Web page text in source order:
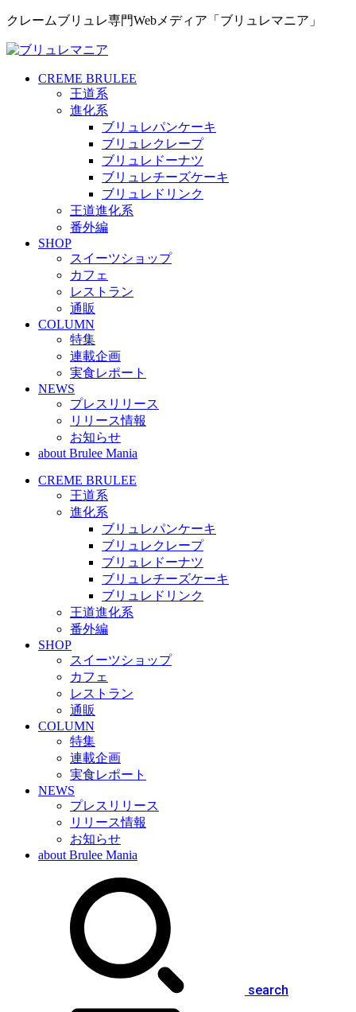
クレームブリュレ専門Webメディア「ブリュレマニア」
CREME BRULEE
王道系
進化系
ブリュレパンケーキ
ブリュレクレープ
ブリュレドーナツ
ブリュレチーズケーキ
ブリュレドリンク
王道進化系
番外編
SHOP
スイーツショップ
カフェ
レストラン
通販
COLUMN
特集
連載企画
実食レポート
NEWS
プレスリリース
リリース情報
お知らせ
about Brulee Mania
CREME BRULEE
王道系
進化系
ブリュレパンケーキ
ブリュレクレープ
ブリュレドーナツ
ブリュレチーズケーキ
ブリュレドリンク
王道進化系
番外編
SHOP
スイーツショップ
カフェ
レストラン
通販
COLUMN
特集
連載企画
実食レポート
NEWS
プレスリリース
リリース情報
お知らせ
about Brulee Mania
search